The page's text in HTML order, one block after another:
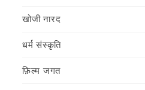
खोजी नारद
धर्म संस्कृति
फ़िल्‍म जगत